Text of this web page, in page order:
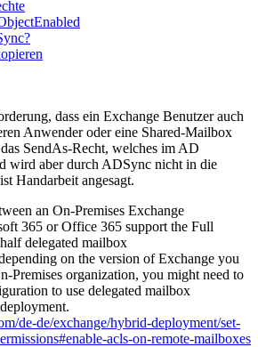
dass ein Exchange Benutzer auch
Anwender oder eine Shared-Mailbox
SendAs-Recht, welches im AD
wird aber durch ADSync nicht in die
Handarbeit angesagt.
an On-Premises Exchange
365 or Office 365 support the Full
delegated mailbox
on the version of Exchange you
Premises organization, you might need to
to use delegated mailbox
de-de/exchange/hybrid-deployment/set-
acls-on-remote-mailboxes